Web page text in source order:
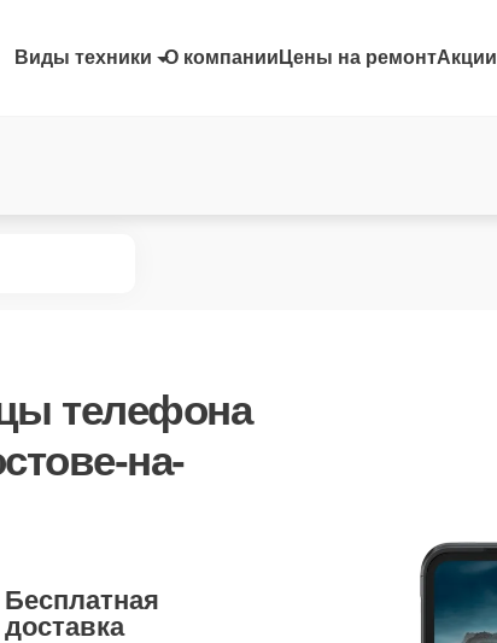
Виды техники О компании Цены на ремонтАкции
телефона
на-
Бесплатная
доставка